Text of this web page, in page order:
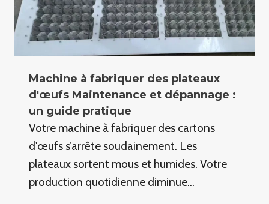
Machine à fabriquer des plateaux
d'œufs Maintenance et dépannage :
un guide pratique
Votre machine à fabriquer des cartons
d'œufs s’arrête soudainement. Les
plateaux sortent mous et humides. Votre
production quotidienne diminue…